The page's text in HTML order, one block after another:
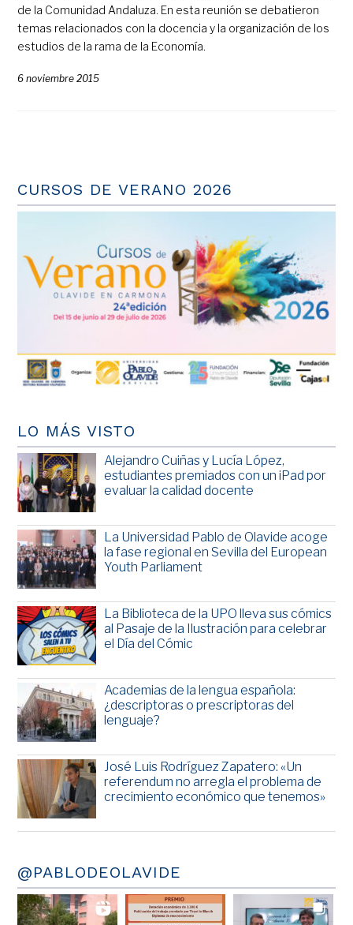
de la Comunidad Andaluza. En esta reunión se debatieron
temas relacionados con la docencia y la organización de los
estudios de la rama de la Economía.
6 noviembre 2015
CURSOS DE VERANO 2026
LO MÁS VISTO
Alejandro Cuiñas y Lucía López,
estudiantes premiados con un iPad por
evaluar la calidad docente
La Universidad Pablo de Olavide acoge
la fase regional en Sevilla del European
Youth Parliament
La Biblioteca de la UPO lleva sus cómics
al Pasaje de la Ilustración para celebrar
el Día del Cómic
Academias de la lengua española:
¿descriptoras o prescriptoras del
lenguaje?
José Luis Rodríguez Zapatero: «Un
referendum no arregla el problema de
crecimiento económico que tenemos»
@PABLODEOLAVIDE